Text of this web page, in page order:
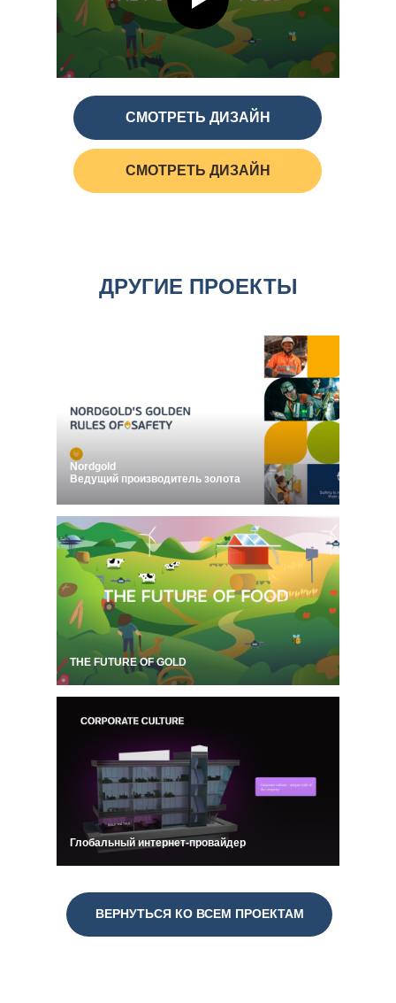
ДРУГИЕ ПРОЕКТЫ
Nordgold
Ведущий производитель золота
THE FUTURE OF GOLD
Глобальный интернет-провайдер
СМОТРЕТЬ ДИЗАЙН
СМОТРЕТЬ ДИЗАЙН
ВЕРНУТЬСЯ КО ВСЕМ ПРОЕКТАМ